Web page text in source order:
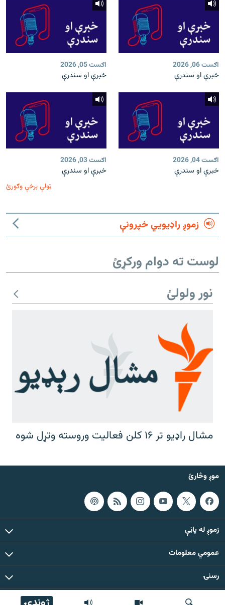
اګست 06, 2026
خبرې او سندرې
اګست 05, 2026
خبرې او سندرې
اګست 04, 2026
خبرې او سندرې
اګست 03, 2026
خبرې او سندرې
ټولې برخې وګورئ
زموږ راډیويي خپرونې
لوست ته دوام ورکړئ
نور ولولئ
مشال راډیو تر ۱۶ کلن فعالیت وروسته وتړل شوه
موږ وڅارئ
زموږ له پاڼې
عمومي معلومات
رسنۍ
د دې ووبپاڼې د ټولو مطالبو حقوق له مشال راډیو سره خوندي دي